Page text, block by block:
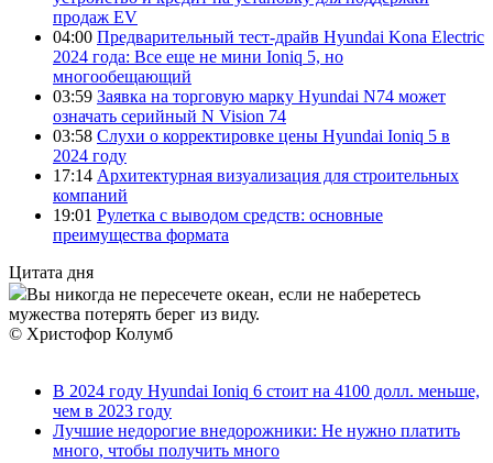
продаж EV
04:00 Предварительный тест-драйв Hyundai Kona Electric
2024 года: Все еще не мини Ioniq 5, но
многообещающий
03:59 Заявка на торговую марку Hyundai N74 может
означать серийный N Vision 74
03:58 Слухи о корректировке цены Hyundai Ioniq 5 в
2024 году
17:14 Архитектурная визуализация для строительных
компаний
19:01 Рулетка с выводом средств: основные
преимущества формата
Цитата дня
Вы никогда не пересечете океан, если не наберетесь
мужества потерять берег из виду.
© Христофор Колумб
В 2024 году Hyundai Ioniq 6 стоит на 4100 долл. меньше,
чем в 2023 году
Лучшие недорогие внедорожники: Не нужно платить
много, чтобы получить много